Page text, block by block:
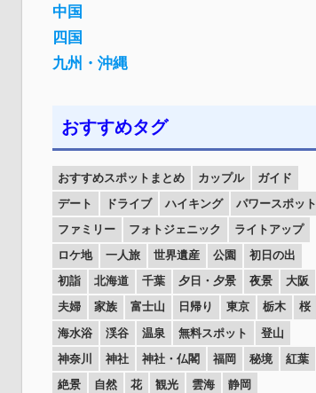
中国
四国
九州・沖縄
おすすめタグ
おすすめスポットまとめ カップル
ガイド
デート
ドライブ ハイキング
パワースポット
ファミリー
フォトジェニック
ライトアップ
ロケ地
一人旅 世界遺産 公園
初日の出
初詣
北海道 千葉 夕日・夕景 夜景
大阪
夫婦
家族 富士山 日帰り 東京 栃木
桜
海水浴
渓谷 温泉 無料スポット
登山
神奈川
神社 神社・仏閣 福岡 秘境
紅葉
絶景
自然 花 観光 雲海 静岡